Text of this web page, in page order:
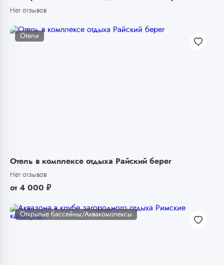
Нет отзывов
Отели
Отель в комплексе отдыха Райский берег
Нет отзывов
от 4 000 ₽
Открытые бассейны/Аквакомплексы